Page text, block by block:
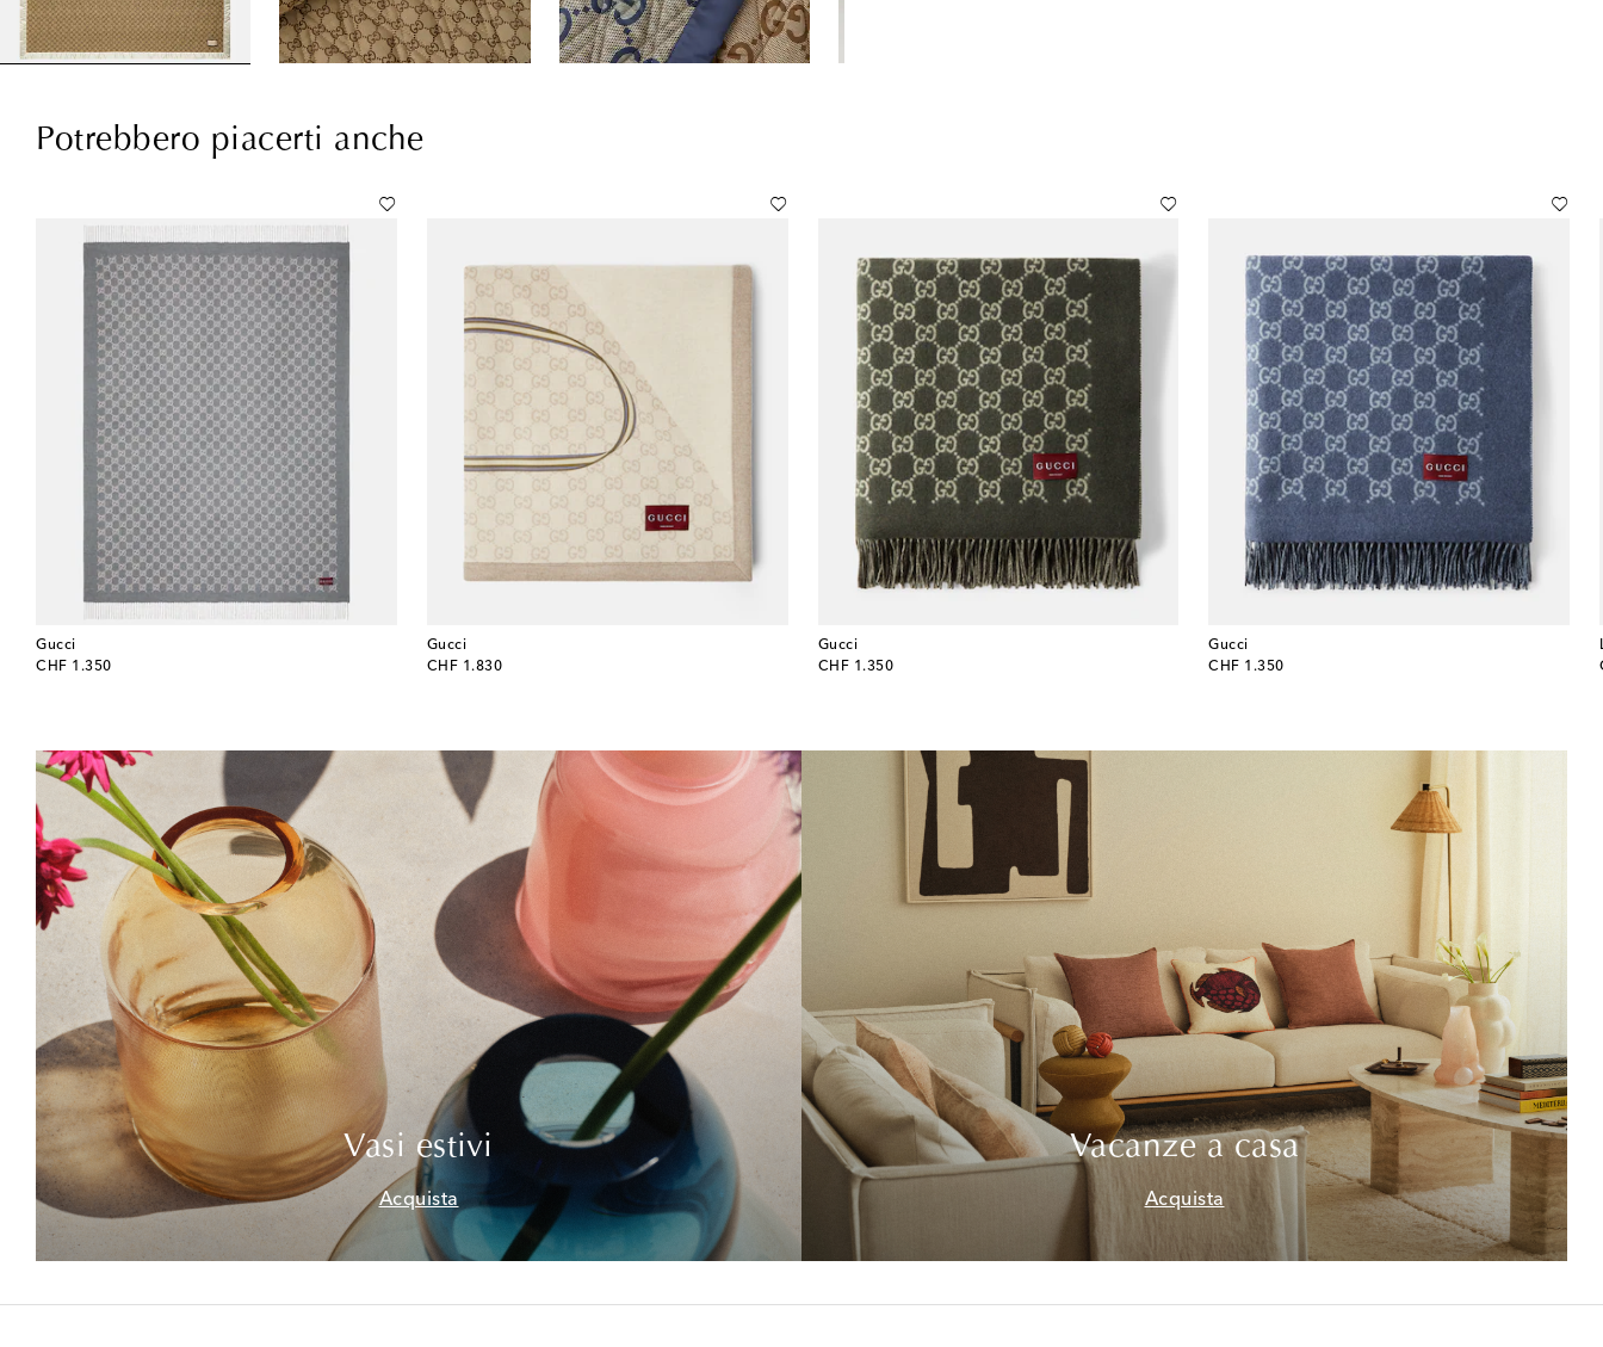
Potrebbero piacerti anche
Gucci
CHF 1.350
original price
Gucci
CHF 1.830
original price
Gucci
CHF 1.350
original price
Gucci
CHF 1.350
original price
Vasi estivi
Acquista
Vacanze a casa
Acquista